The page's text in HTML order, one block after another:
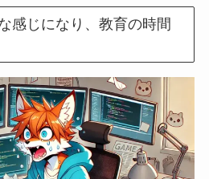
感じになり、教育の時間